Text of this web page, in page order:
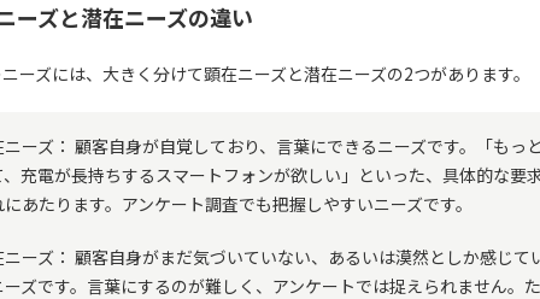
ーズと潜在ニーズの違い
ーズには、大きく分けて顕在ニーズと潜在ニーズの2つがあります。
ニーズ： 顧客自身が自覚しており、言葉にできるニーズです。「もっ
、充電が長持ちするスマートフォンが欲しい」といった、具体的な要
あたります。アンケート調査でも把握しやすいニーズです。
ニーズ： 顧客自身がまだ気づいていない、あるいは漠然としか感じて
ーズです。言葉にするのが難しく、アンケートでは捉えられません。